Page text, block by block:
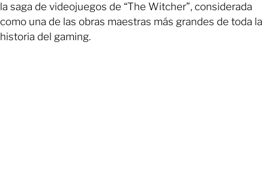
la saga de videojuegos de “The Witcher”, considerada
como una de las obras maestras más grandes de toda la
historia del gaming.